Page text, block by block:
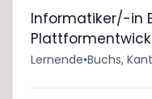
Informatiker/-in
Lernende•Buchs,